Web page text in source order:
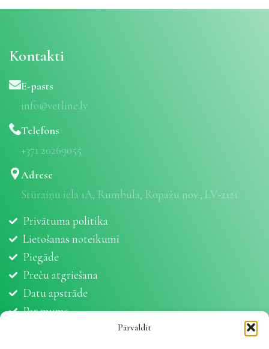
Pārvaldīt
Kontakti
E-pasts
info@vetline.lv
Telefons
+371 20269055
Adrese
Stūraiņu iela 1A, Rumbula, Ropažu nov., LV-2121
Privātuma politika
Lietošanas noteikumi
Piegāde
Preču atgriešana
Datu apstrāde
Par mums